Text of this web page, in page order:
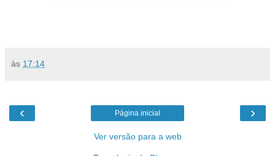
às 17:14
‹ ›
Página inicial
Ver versão para a web